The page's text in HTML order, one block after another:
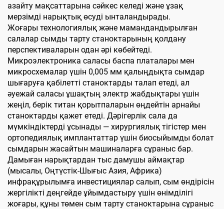
азайту мақсаттарына сәйкес келеді және ұзақ
мерзімді нарықтық өсуді ынталандырады.
Жоғары технологиялық және мамандандырылған
салалар сымды тарту станоктарының қолдану
перспективаларын одан әрі көбейтеді.
Микроэлектроника саласы баспа платалары мен
микросхемалар үшін 0,005 мм қалыңдықта сымдар
шығаруға қабілетті станоктарды талап етеді, ал
әуежай саласы ұшақтың электр жабдықтары үшін
жеңіл, берік титан қорытпаларын өңдейтін арнайы
станоктарды қажет етеді. Дәрігерлік сала да
мүмкіндіктерді ұсынады — хирургиялық тігістер мен
ортопедиялық имплантаттар үшін биосыйымды болат
сымдарын жасайтын машиналарға сұраныс бар.
Дамыған нарықтардан тыс дамушы аймақтар
(мысалы, Оңтүстік-Шығыс Азия, Африка)
инфрақұрылымға инвестициялар салып, сым өндірісін
жергілікті деңгейде ұйымдастыру үшін өнімділігі
жоғары, құны төмен сым тарту станоктарына сұраныс